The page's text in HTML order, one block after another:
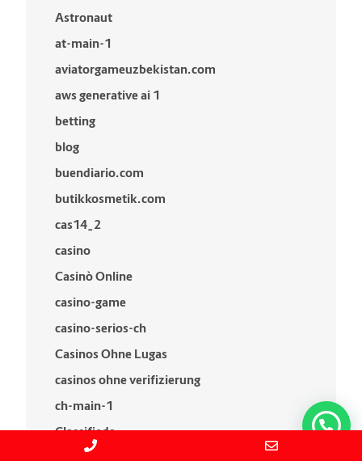
Astronaut
at-main-1
aviatorgameuzbekistan.com
aws generative ai 1
betting
blog
buendiario.com
butikkosmetik.com
cas14_2
casino
Casinò Online
casino-game
casino-serios-ch
Casinos Ohne Lugas
casinos ohne verifizierung
ch-main-1
Classifieds
contacts